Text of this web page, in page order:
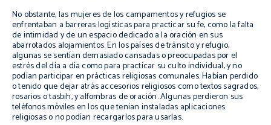
No obstante, las mujeres de los campamentos y refugios se
enfrentaban a barreras logísticas para practicar su fe, como la falta
de intimidad y de un espacio dedicado a la oración en sus
abarrotados alojamientos. En los países de tránsito y refugio,
algunas se sentían demasiado cansadas o preocupadas por el
estrés del día a día como para practicar su culto individual, y no
podían participar en prácticas religiosas comunales. Habían perdido
o tenido que dejar atrás accesorios religiosos como textos sagrados,
rosarios otasbih, y alfombras de oración. Algunas perdieron sus
teléfonos móviles en los que tenían instaladas aplicaciones
religiosas o no podían recargarlos para usarlas.